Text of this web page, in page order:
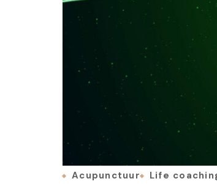
Acupunctuur Life